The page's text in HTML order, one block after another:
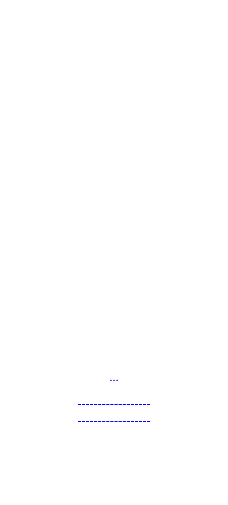
...
------------------
------------------